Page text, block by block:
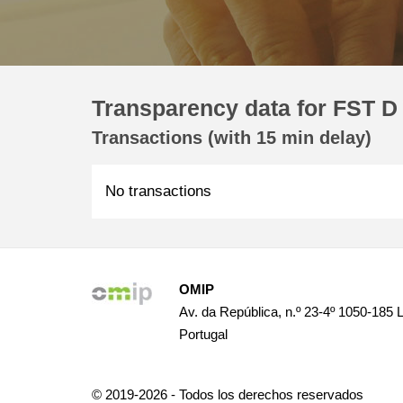
Transparency data for FST
Transactions (with 15 min delay)
No transactions
OMIP
Av. da República, n.º 23-4º 1050-185
Portugal
© 2019-2026 - Todos los derechos reservados